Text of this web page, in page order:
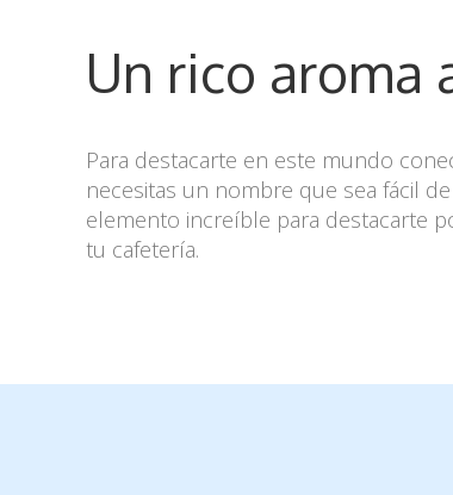
Un rico aroma
Para destacarte en este mundo
necesitas un nombre que sea fácil
elemento increíble para destacarte
tu cafetería.